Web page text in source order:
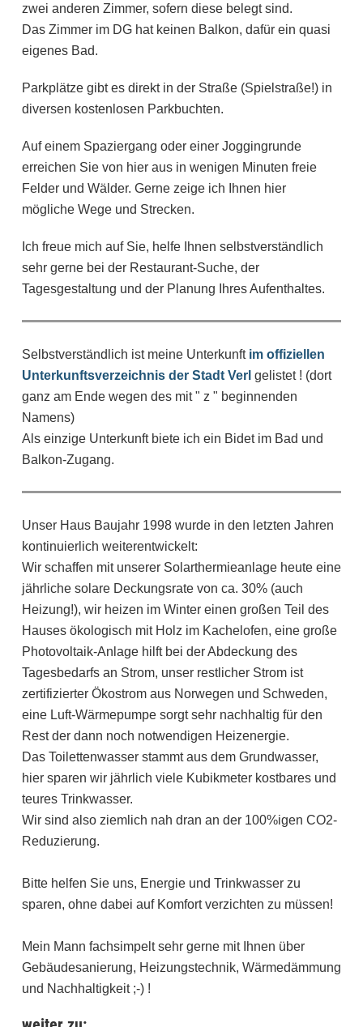
zwei anderen Zimmer, sofern diese belegt sind.
Das Zimmer im DG hat keinen Balkon, dafür ein quasi
eigenes Bad.
Parkplätze gibt es direkt in der Straße (Spielstraße!) in
diversen kostenlosen Parkbuchten.
Auf einem Spaziergang oder einer Joggingrunde
erreichen Sie von hier aus in wenigen Minuten freie
Felder und Wälder. Gerne zeige ich Ihnen hier
mögliche Wege und Strecken.
Ich freue mich auf Sie, helfe Ihnen selbstverständlich
sehr gerne bei der Restaurant-Suche, der
Tagesgestaltung und der Planung Ihres Aufenthaltes.
Selbstverständlich ist meine Unterkunft im offiziellen
Unterkunftsverzeichnis der Stadt Verl gelistet ! (dort
ganz am Ende wegen des mit " z " beginnenden
Namens)
Als einzige Unterkunft biete ich ein Bidet im Bad und
Balkon-Zugang.
Unser Haus Baujahr 1998 wurde in den letzten Jahren
kontinuierlich weiterentwickelt:
Wir schaffen mit unserer Solarthermieanlage heute eine
jährliche solare Deckungsrate von ca. 30% (auch
Heizung!), wir heizen im Winter einen großen Teil des
Hauses ökologisch mit Holz im Kachelofen, eine große
Photovoltaik-Anlage hilft bei der Abdeckung des
Tagesbedarfs an Strom, unser restlicher Strom ist
zertifizierter Ökostrom aus Norwegen und Schweden,
eine Luft-Wärmepumpe sorgt sehr nachhaltig für den
Rest der dann noch notwendigen Heizenergie.
Das Toilettenwasser stammt aus dem Grundwasser,
hier sparen wir jährlich viele Kubikmeter kostbares und
teures Trinkwasser.
Wir sind also ziemlich nah dran an der 100%igen CO2-
Reduzierung.
Bitte helfen Sie uns, Energie und Trinkwasser zu
sparen, ohne dabei auf Komfort verzichten zu müssen!
Mein Mann fachsimpelt sehr gerne mit Ihnen über
Gebäudesanierung, Heizungstechnik, Wärmedämmung
und Nachhaltigkeit ;-) !